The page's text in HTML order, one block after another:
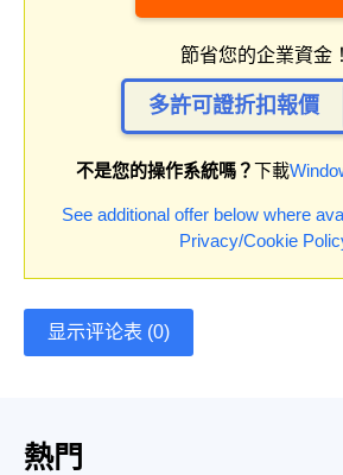
節省您的企業資金！
多許可證折扣報價
不是您的操作系統嗎？下載
See additional offer below where
Privacy/Cookie
显示评论表 (0)
熱門